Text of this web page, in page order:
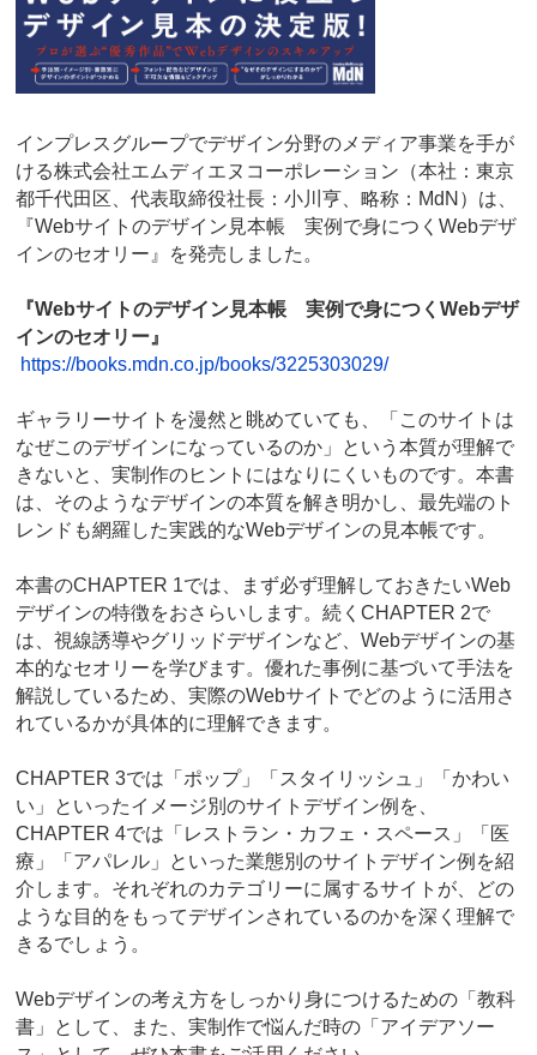
インプレスグループでデザイン分野のメディア事業を手が
ける株式会社エムディエヌコーポレーション（本社：東京
都千代田区、代表取締役社長：小川亨、略称：MdN）は、
『Webサイトのデザイン見本帳 実例で身につくWebデザ
インのセオリー』を発売しました。
『Webサイトのデザイン見本帳 実例で身につくWebデザ
インのセオリー』
https://books.mdn.co.jp/books/3225303029/
ギャラリーサイトを漫然と眺めていても、「このサイトは
なぜこのデザインになっているのか」という本質が理解で
きないと、実制作のヒントにはなりにくいものです。本書
は、そのようなデザインの本質を解き明かし、最先端のト
レンドも網羅した実践的なWebデザインの見本帳です。
本書のCHAPTER 1では、まず必ず理解しておきたいWeb
デザインの特徴をおさらいします。続くCHAPTER 2で
は、視線誘導やグリッドデザインなど、Webデザインの基
本的なセオリーを学びます。優れた事例に基づいて手法を
解説しているため、実際のWebサイトでどのように活用さ
れているかが具体的に理解できます。
CHAPTER 3では「ポップ」「スタイリッシュ」「かわい
い」といったイメージ別のサイトデザイン例を、
CHAPTER 4では「レストラン・カフェ・スペース」「医
療」「アパレル」といった業態別のサイトデザイン例を紹
介します。それぞれのカテゴリーに属するサイトが、どの
ような目的をもってデザインされているのかを深く理解で
きるでしょう。
Webデザインの考え方をしっかり身につけるための「教科
書」として、また、実制作で悩んだ時の「アイデアソー